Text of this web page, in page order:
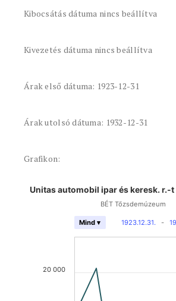
Kibocsátás dátuma nincs beállítva
Kivezetés dátuma nincs beállítva
Árak első dátuma: 1923-12-31
Árak utolsó dátuma: 1932-12-31
Grafikon:
Unitas automobil ipar és keresk. r.-
BÉT Tőzsdemúzeum
1923.12.31. -
Mind ▾
20 000